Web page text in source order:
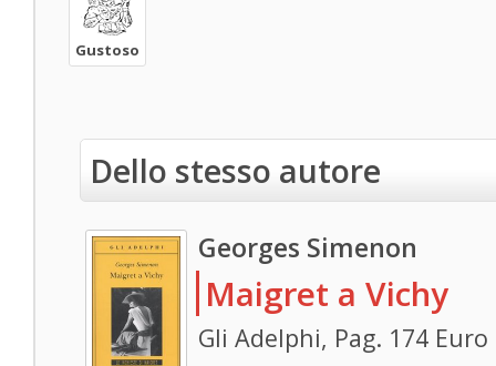
Gustoso
Dello stesso autore
Georges Simenon
Maigret a Vichy
Gli Adelphi, Pag. 174 Euro